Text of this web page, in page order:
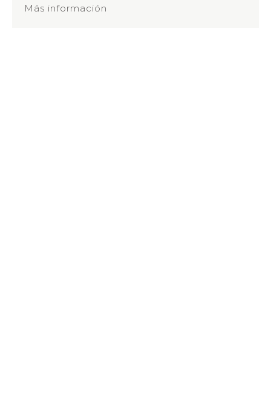
Más información